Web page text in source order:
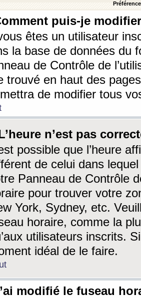
puis-je
êtes un utilisateur
la base de données du
de Contrôle de
trouvé en haut des
de modifier tous
n’est pas
possible que l’heure
de celui dans
Panneau de Contrôle
pour trouver votre
York, Sydney, etc.
horaire, comme la
utilisateurs inscrits.
idéal de le faire.
modifié le fuseau